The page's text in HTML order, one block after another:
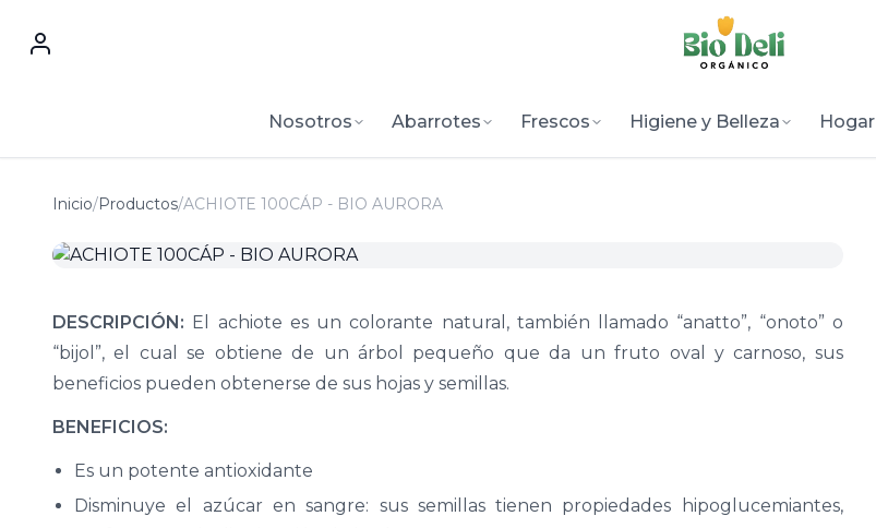
Nosotros Abarrotes Frescos Higiene y Belleza Hogar
Inicio/Productos/ACHIOTE 100CÁP - BIO AURORA
DESCRIPCIÓN: El achiote es un colorante natural, también llamado “anatto”, “onoto” o
“bijol”, el cual se obtiene de un árbol pequeño que da un fruto oval y carnoso, sus
beneficios pueden obtenerse de sus hojas y semillas.
BENEFICIOS:
Es un potente antioxidante
Disminuye el azúcar en sangre: sus semillas tienen propiedades hipoglucemiantes,